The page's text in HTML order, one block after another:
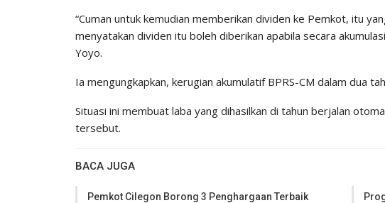
“Cuman untuk kemudian memberikan dividen ke Pemkot, itu
menyatakan dividen itu boleh diberikan apabila secara
Yoyo.
Ia mengungkapkan, kerugian akumulatif BPRS-CM dalam dua
Situasi ini membuat laba yang dihasilkan di tahun berjalan
tersebut.
BACA JUGA
Pemkot Cilegon Borong 3 Penghargaan Terbaik